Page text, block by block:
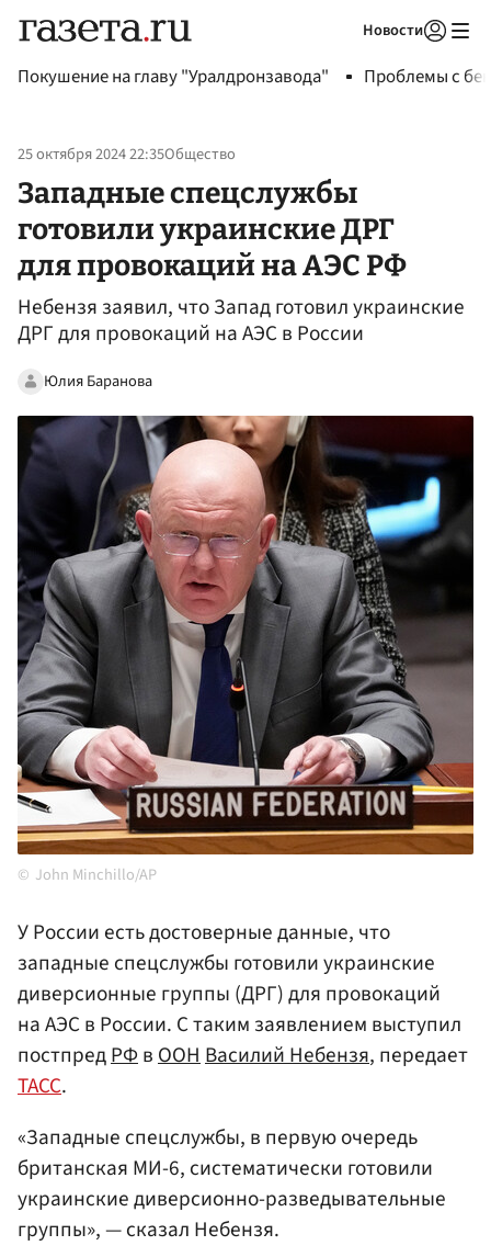
Новости
Покушение на главу "Уралдронзавода" Проблемы с
25 октября 2024 22:35Общество
Западные спецслужбы
готовили украинские ДРГ
для провокаций на АЭС РФ
Небензя заявил, что Запад готовил украинские
ДРГ для провокаций на АЭС в России
Юлия Баранова
John Minchillo/AP
У России есть достоверные данные, что
западные спецслужбы готовили украинские
диверсионные группы (ДРГ) для провокаций
на АЭС в России. С таким заявлением выступил
постпредРФвООНВасилий Небензя, передает
ТАСС.
«Западные спецслужбы, в первую очередь
британская MИ-6, систематически готовили
украинские диверсионно-разведывательные
группы», — сказал Небензя.